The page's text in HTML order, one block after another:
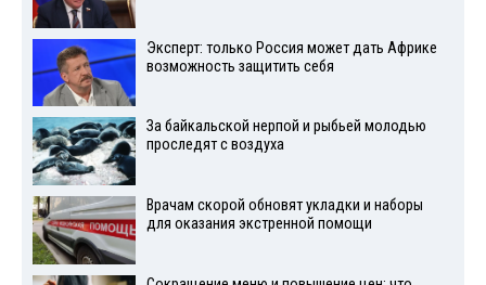
Эксперт: только Россия может дать Африке
возможность защитить себя
За байкальской нерпой и рыбьей молодью
проследят с воздуха
Врачам скорой обновят укладки и наборы
для оказания экстренной помощи